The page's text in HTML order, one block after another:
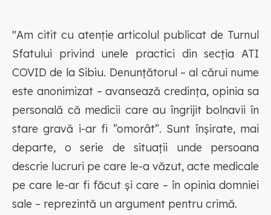
"Am citit cu atenție articolul publicat de Turnul
Sfatului privind unele practici din secția ATI
COVID de la Sibiu. Denunțătorul – al cărui nume
este anonimizat – avansează credința, opinia sa
personală că medicii care au îngrijit bolnavii în
stare gravă i-ar fi ”omorât”. Sunt înșirate, mai
departe, o serie de situații unde persoana
descrie lucruri pe care le-a văzut, acte medicale
pe care le-ar fi făcut și care – în opinia domniei
sale – reprezintă un argument pentru crimă.